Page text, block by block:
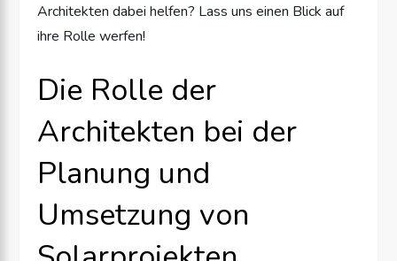
Architekten dabei helfen? Lass uns einen Blick auf
ihre Rolle werfen!
Die Rolle der
Architekten bei der
Planung und
Umsetzung von